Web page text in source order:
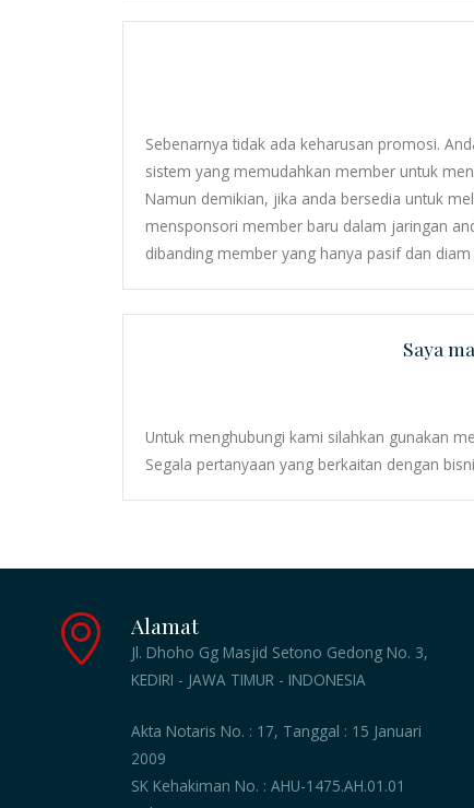
Sebenarnya tidak ada keharusan promosi.
sistem yang memudahkan member untuk
Namun demikian, jika anda bersedia untuk
mensponsori member baru dalam jaringan
dibanding member yang hanya pasif dan diam
Saya
Untuk menghubungi kami silahkan gunakan
Segala pertanyaan yang berkaitan dengan
Alamat
Jl. Dhoho Gg Masjid Setono Gedong No. 3,
KEDIRI - JAWA TIMUR - INDONESIA
Akta Notaris No. : 17, Tanggal : 15 Januari
2009
SK Kehakiman No. : AHU-1475.AH.01.01